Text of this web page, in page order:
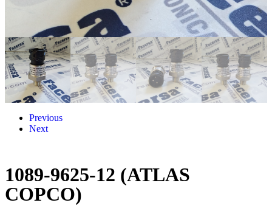
Previous
Next
1089-9625-12 (ATLAS
COPCO)